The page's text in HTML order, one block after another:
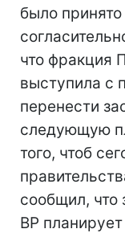
было
что фракция
выступила с
перенести
следующую
того, чтоб
сообщил, что
ВР